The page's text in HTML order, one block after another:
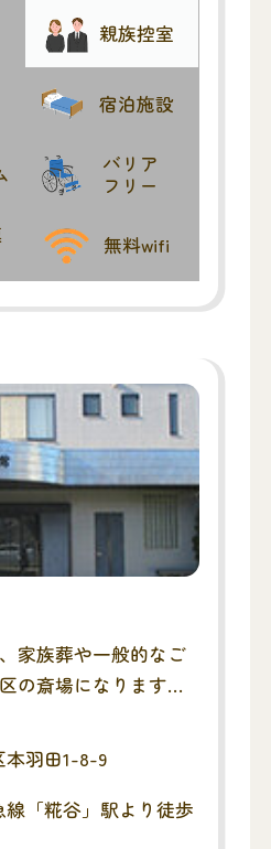
代に遡ると考えられ
1504~1521）の頃、森
ました。
親族控室
宿泊施設
バリア
フリー
無料wifi
家族葬や一般的なご
の斎場になります。
儀)までを同斎場で
火葬場へ移動する流
、1日1組貸切タイプ
ることなく、ゆっく
ます。公共交通機関
本羽田1-8-9
「糀谷」駅より徒歩